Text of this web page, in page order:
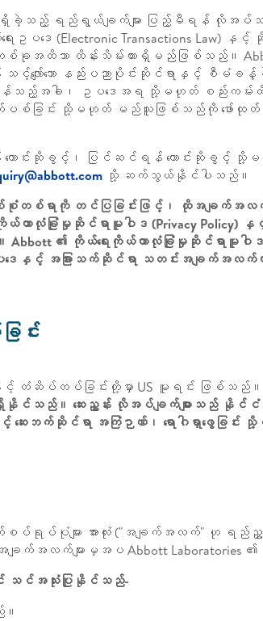
ရရှိခဲ့သည့် ရည်ရွယ်ချက်များ ပြည့်မီရန်
ေ (Electronic Transactions Law) နှင့် ဆို
ထိသာ ထိန်းသိမ်းထားရှိမည်ဖြစ်သည်။
ော်သော နည်းပညာပိုင်းဆိုင်ရာနှင့် စီမံခန့်ခွဲ
လွန်သည့်အခါ၊ ဥပဒေအရ သို့မဟုတ် စည်းကမ်းထိ
စ်ခြင်း သို့မဟုတ် မည်သူဖြစ်သည်ကို ဖော်ထုတ်မ
တောင်းဆိုခွင့်၊ ပြင်ဆင်ရန် တောင်းဆိုခွင့်
သို့ ဆက်သွယ်နိုင်ပါသည်။
ကို တင်ပြခြင်းဖြင့်၊ ထိုအချက်အလက်များ
ေးကိုယ်တာလုံခြုံမှုဆိုင်ရာမူဝါဒ (Privacy
၏ ကိုယ်ရေးကိုယ်တာလုံခြုံမှုဆိုင်ရာမူဝ
အခြားသက်ဆိုင်ရာ သတင်းအချက်အလက်ကာကွယ်
င်း
နှင့် တံဆိပ်တပ်ခြင်းတို့မှာ US မူရင်း ဖြစ်သည်။
နိုင်သည်။ ဆေးညွှန်း လိုအပ်ချက်များသည် နိုင်
က်ဆိုင်ရာ အကြံဉာဏ်၊ ရောဂါရှာဖွေခြင်း သို့
ပုံများ အားလုံး ("အချက်အလက်" ဟု ရည်ညွှန်
အလက်များမှအပ Abbott
ျှင် သင်အသုံးပြုနိုင်သည်-
။